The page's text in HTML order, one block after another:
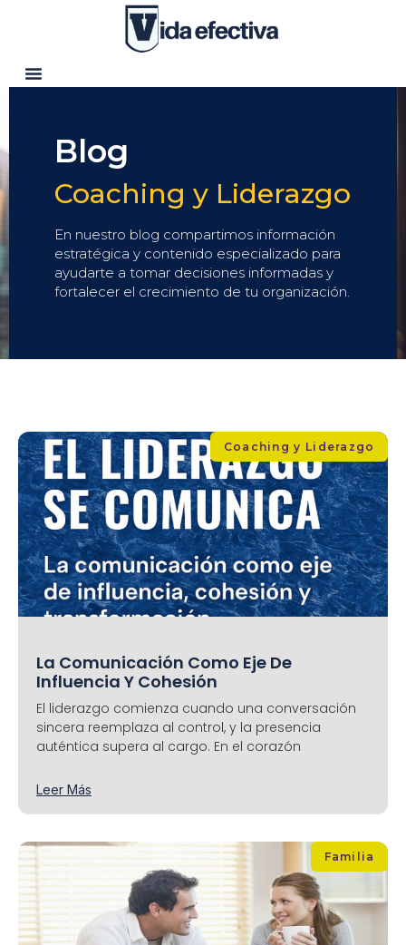
Blog
Coaching y Liderazgo
En nuestro blog compartimos información
estratégica y contenido especializado para
ayudarte a tomar decisiones informadas y
fortalecer el crecimiento de tu organización.
Coaching y Liderazgo
La Comunicación Como Eje De
Influencia Y Cohesión
El liderazgo comienza cuando una conversación
sincera reemplaza al control, y la presencia
auténtica supera al cargo. En el corazón
Leer Más
Familia